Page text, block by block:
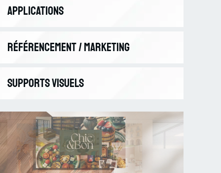
Applications
Application mobile
Référencement / Marketing
Référencement naturel SEO
Supports visuels
Vidéo
Supports imprimés / Print
Marquage de véhicule professionnel |
Transformez votre flotte en campagne
publicitaire